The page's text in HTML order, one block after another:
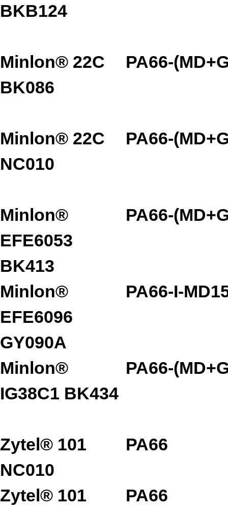
BKB124
Minlon® 22C
BK086
PA66-
Minlon® 22C
NC010
PA66-
Minlon®
EFE6053
BK413
PA66-
Minlon®
EFE6096
GY090A
PA66-I-
Minlon®
IG38C1 BK434
PA66-
Zytel® 101
NC010
PA66
Zytel® 101 PA66